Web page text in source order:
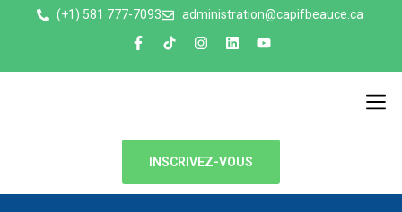
(+1) 581 777-7093 administration@capifbeauce.ca ​
INSCRIVEZ-VOUS